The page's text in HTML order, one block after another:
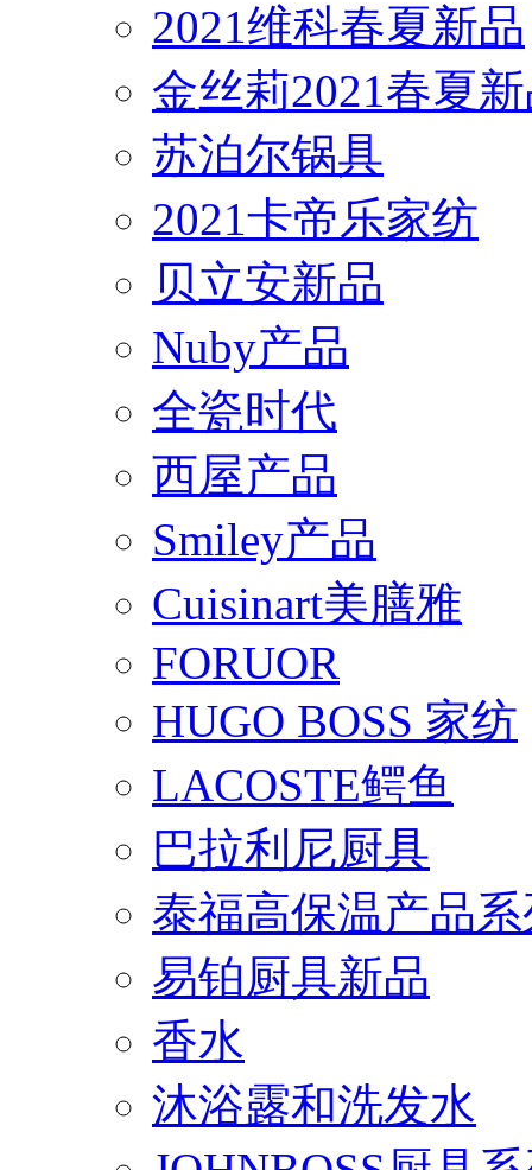
2021维科春夏新品
金丝莉2021春夏
苏泊尔锅具
2021卡帝乐家纺
贝立安新品
Nuby产品
全瓷时代
西屋产品
Smiley产品
Cuisinart美膳雅
FORUOR
HUGO BOSS 家纺
LACOSTE鳄鱼
巴拉利尼厨具
泰福高保温产品
易铂厨具新品
香水
沐浴露和洗发水